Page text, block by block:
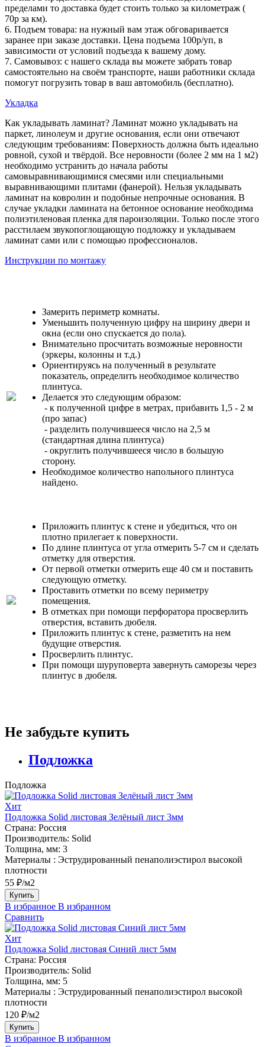
пределами то доставка будет стоить только за километраж (
70р за км).
6. Подъем товара: на нужный вам этаж обговаривается
заранее при заказе доставки. Цена подъема 100р/уп, в
зависимости от условий подъезда к вашему дому.
7. Самовывоз: с нашего склада вы можете забрать товар
самостоятельно на своём транспорте, наши работники склада
помогут погрузить товар в ваш автомобиль (бесплатно).
Укладка
Как укладывать ламинат? Ламинат можно укладывать на
паркет, линолеум и другие основания, если они отвечают
следующим требованиям: Поверхность должна быть идеально
ровной, сухой и твёрдой. Все неровности (более 2 мм на 1 м2)
необходимо устранить до начала работы
самовыравнивающимися смесями или специальными
выравнивающими плитами (фанерой). Нельзя укладывать
ламинат на ковролин и подобные непрочные основания. В
случае укладки ламината на бетонное основание необходима
полиэтиленовая пленка для пароизоляции. Только после этого
расстилаем звукопоглощающую подложку и укладываем
ламинат сами или с помощью профессионалов.
Инструкции по монтажу
Замерить периметр комнаты.
Уменьшить полученную цифру на ширину двери и
окна (если оно спускается до пола).
Внимательно просчитать возможные неровности
(эркеры, колонны и т.д.)
Ориентируясь на полученный в результате
показатель, определить необходимое количество
плинтуса.
Делается это следующим образом:
- к полученной цифре в метрах, прибавить 1,5 - 2 м
(про запас)
- разделить получившееся число на 2,5 м
(стандартная длина плинтуса)
- округлить получившееся число в большую
сторону.
Необходимое количество напольного плинтуса
найдено.
Приложить плинтус к стене и убедиться, что он
плотно прилегает к поверхности.
По длине плинтуса от угла отмерить 5-7 см и сделать
отметку для отверстия.
От первой отметки отмерить еще 40 см и поставить
следующую отметку.
Проставить отметки по всему периметру
помещения.
В отметках при помощи перфоратора просверлить
отверстия, вставить дюбеля.
Приложить плинтус к стене, разметить на нем
будущие отверстия.
Просверлить плинтус.
При помощи шуруповерта завернуть саморезы через
плинтус в дюбеля.
Не забудьте купить
Подложка
Подложка
Хит
Подложка Solid листовая Зелёный лист 3мм
Страна: Россия
Производитель: Solid
Толщина, мм: 3
Материалы : Эструдированный пенаполиэстирол высокой
плотности
55 ₽/м2
Купить
В избранное В избранном
Сравнить
Хит
Подложка Solid листовая Синий лист 5мм
Страна: Россия
Производитель: Solid
Толщина, мм: 5
Материалы : Эструдированный пенаполиэстирол высокой
плотности
120 ₽/м2
Купить
В избранное В избранном